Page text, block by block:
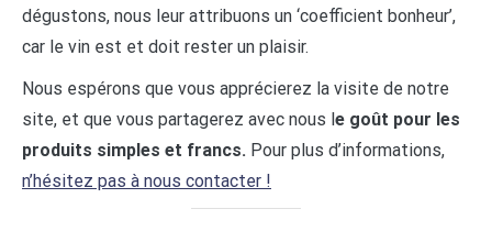
dégustons, nous leur attribuons un ‘coefficient bonheur’,
car le vin est et doit rester un plaisir.
Nous espérons que vous apprécierez la visite de notre
site, et que vous partagerez avec nous l e goût pour les
produits simples et francs. Pour plus d’informations,
n’hésitez pas à nous contacter !